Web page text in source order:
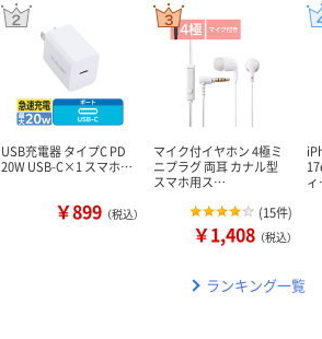
USB充電器 タイプC PD
20W USB-C×1 スマホ…
￥899 （税込）
マイク付イヤホン 4極ミ
ニプラグ 両耳 カナル型
スマホ用ス…
(15件)
￥1,408 （税込）
ランキング一覧